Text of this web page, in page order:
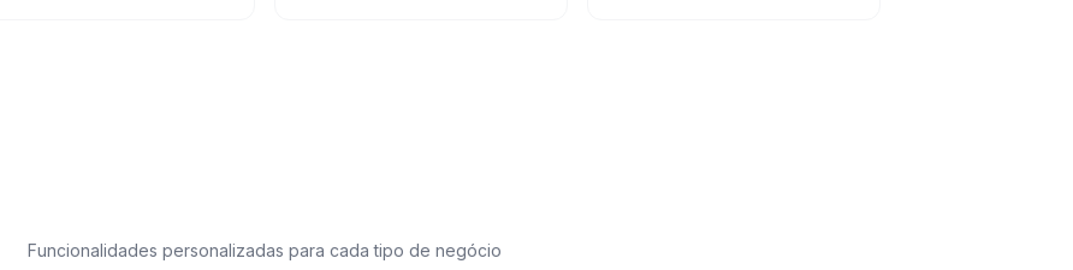
Funcionalidades personalizadas para cada tipo de negócio